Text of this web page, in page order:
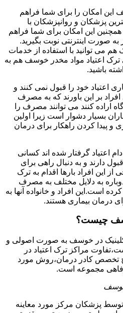
این امکان را برای شما فراهم
پزشکان و روانپزشکان با
همچنین این امکان برای شما فراهم
صورت اینترنتی نوبت بگیرید.
هم می توانید با استفاده از خدمات
ترک اعتیاد مواد مخدر خوسف هم به
باشید.
اعتیاد خود را قبول نمی کنند و
افراد بر این باورند که به مصرف
اراده کنند می توانند مصرف را
بسیار دشوار است زیرا اولین
و پیدا کردن راهکار برای درمان
اعتیاد گرفتار شده اند کسانی
دارند و به دنبال راهی برای
از این افراد بارها اقدام به ترک
به دلایل مختلف به مصرف
است.این افراد و خانواده آنها به
درمان بیماری هستند.
چیست؟
در خوسف به صورت اصولی و
مراکز ترک اعتیاد در
کادر درمان،روش مورد
رفاهی مجموعه است.
خوسف
پزشکان مرکز مورد معاینه